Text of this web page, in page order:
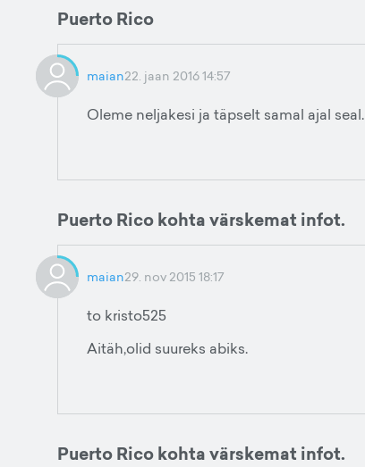
Puerto Rico
maian22. jaan 2016 14:57
Oleme neljakesi ja täpselt samal ajal seal.
Puerto Rico kohta värskemat infot.
maian29. nov 2015 18:17
to kristo525
Aitäh,olid suureks abiks.
Puerto Rico kohta värskemat infot.